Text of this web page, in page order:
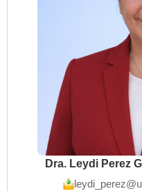
Dra. Leydi Perez